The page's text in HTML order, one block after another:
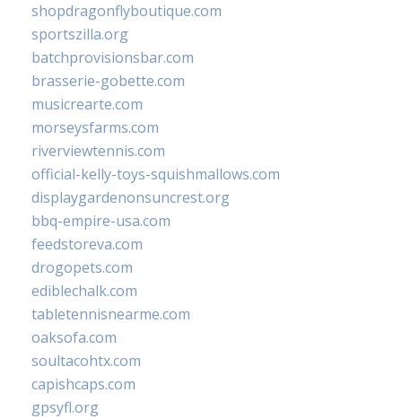
shopdragonflyboutique.com
sportszilla.org
batchprovisionsbar.com
brasserie-gobette.com
musicrearte.com
morseysfarms.com
riverviewtennis.com
official-kelly-toys-squishmallows.com
displaygardenonsuncrest.org
bbq-empire-usa.com
feedstoreva.com
drogopets.com
ediblechalk.com
tabletennisnearme.com
oaksofa.com
soultacohtx.com
capishcaps.com
gpsyfl.org